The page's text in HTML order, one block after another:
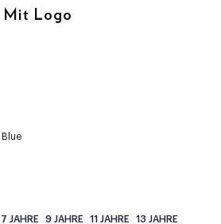
Mit Logo
€
Blue
7 JAHRE 9 JAHRE 11 JAHRE 13 JAHRE